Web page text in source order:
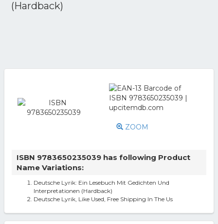
(Hardback)
ZOOM
ISBN 9783650235039 has following Product
Name Variations:
Deutsche Lyrik: Ein Lesebuch Mit Gedichten Und
Interpretationen (Hardback)
Deutsche Lyrik, Like Used, Free Shipping In The Us